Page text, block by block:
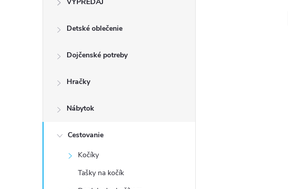
n
Detské oblečenie
Dojčenské potreby
Hračky
Nábytok
Cestovanie
Kočíky
Tašky na kočík